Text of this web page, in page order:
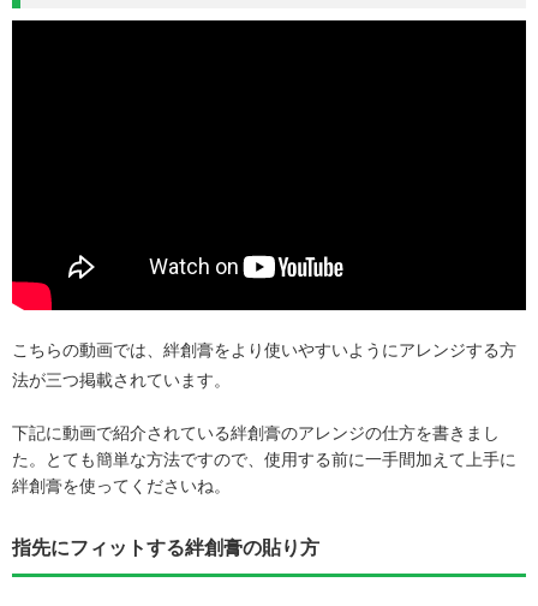
こちらの動画では、絆創膏をより使いやすいようにアレンジする方
法が三つ掲載されています。
下記に動画で紹介されている絆創膏のアレンジの仕方を書きまし
た。とても簡単な方法ですので、使用する前に一手間加えて上手に
絆創膏を使ってくださいね。
指先にフィットする絆創膏の貼り方